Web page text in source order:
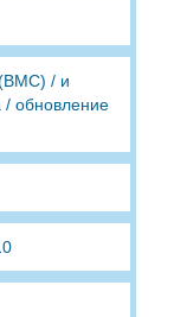
/ и
/ обновление